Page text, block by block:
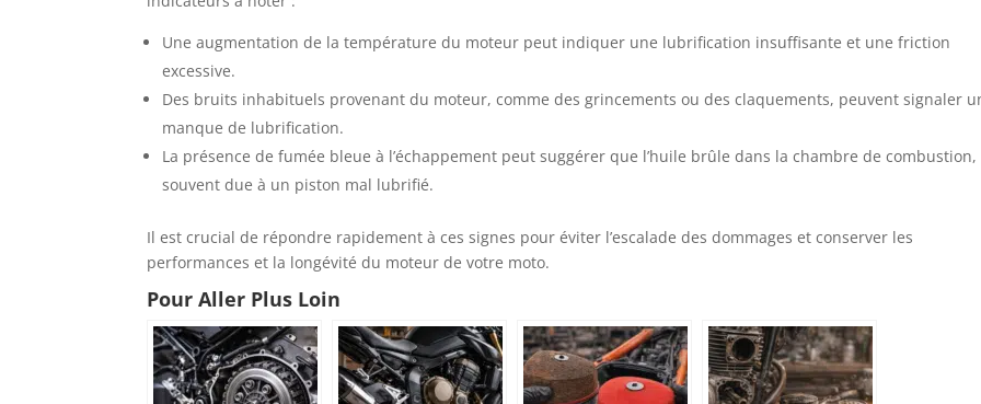
Une augmentation de la température du moteur peut indiquer une lubrification insuffisante et une friction
excessive.
Des bruits inhabituels provenant du moteur, comme des grincements ou des claquements, peuvent signaler
manque de lubrification.
La présence de fumée bleue à l’échappement peut suggérer que l’huile brûle dans la chambre de combustion,
souvent due à un piston mal lubrifié.
Il est crucial de répondre rapidement à ces signes pour éviter l’escalade des dommages et conserver les
performances et la longévité du moteur de votre moto.
Pour Aller Plus Loin